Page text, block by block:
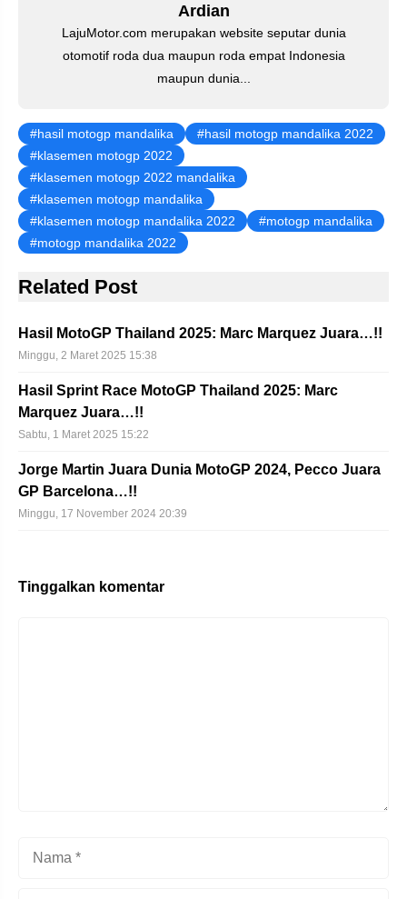
Ardian
LajuMotor.com merupakan website seputar dunia
otomotif roda dua maupun roda empat Indonesia
maupun dunia...
hasil motogp mandalika
hasil motogp mandalika 2022
klasemen motogp 2022
klasemen motogp 2022 mandalika
klasemen motogp mandalika
klasemen motogp mandalika 2022
motogp mandalika
motogp mandalika 2022
Related Post
Hasil MotoGP Thailand 2025: Marc Marquez Juara…!!
Minggu, 2 Maret 2025 15:38
Hasil Sprint Race MotoGP Thailand 2025: Marc
Marquez Juara…!!
Sabtu, 1 Maret 2025 15:22
Jorge Martin Juara Dunia MotoGP 2024, Pecco Juara
GP Barcelona…!!
Minggu, 17 November 2024 20:39
Tinggalkan komentar